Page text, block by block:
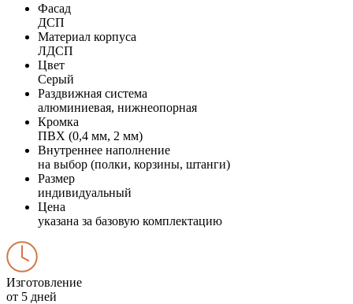
Фасад
ДСП
Материал корпуса
ЛДСП
Цвет
Серый
Раздвижная система
алюминиевая, нижнеопорная
Кромка
ПВХ (0,4 мм, 2 мм)
Внутреннее наполнение
на выбор (полки, корзины, штанги)
Размер
индивидуальный
Цена
указана за базовую комплектацию
Изготовление
от 5 дней